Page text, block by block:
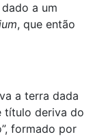
a um
, que então
a terra dada
título deriva do
formado por